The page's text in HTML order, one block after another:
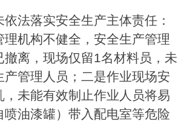
法落实安全生产主体责任：
理机构不健全，安全生产管理
撤离，现场仅留1名材料员，未
产管理人员；二是作业现场安
，未能有效制止作业人员将易
喷油漆罐）带入配电室等危险